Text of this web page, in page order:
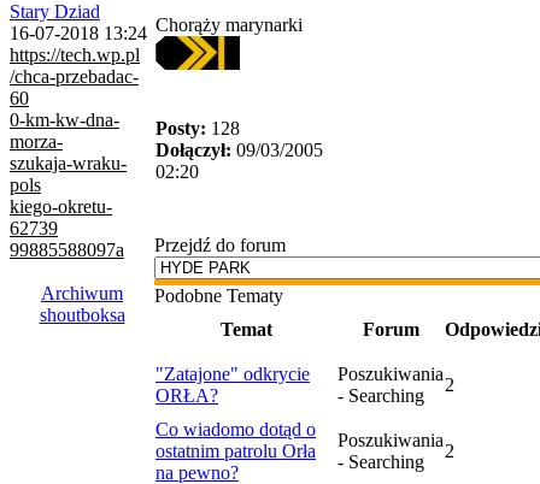
Stary Dziad
16-07-2018 13:24
https://tech.wp.pl
/chca-przebadac-
60
0-km-kw-dna-
morza-
szukaja-wraku-
pols
kiego-okretu-
62739
99885588097a
Archiwum
shoutboksa
Chorąży marynarki
Posty: 128
Dołączył: 09/03/2005
02:20
Przejdź do forum
Podobne Tematy
Temat
Forum
"Zatajone" odkrycie
ORŁA?
Poszukiwania
- Searching
2
Co wiadomo dotąd o
ostatnim patrolu Orła
na pewno?
Poszukiwania
- Searching
2